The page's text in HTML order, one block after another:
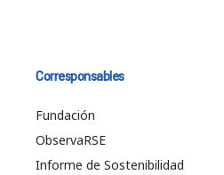
Corresponsables
Fundación
ObservaRSE
Informe de Sostenibilidad